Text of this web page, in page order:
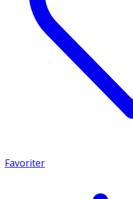
Favoriter